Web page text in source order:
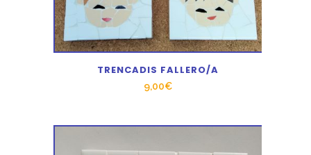
TRENCADIS FALLERO/A
9,00€